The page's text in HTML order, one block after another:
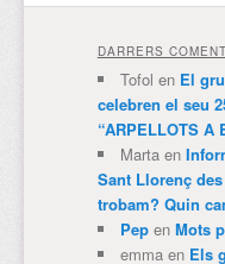
DARRERS
Tofol en El
celebren el seu
“ARPELLOTS A
Martaen
Sant Llorenç
trobam? Quin
Pepen Mots
emmaen Els